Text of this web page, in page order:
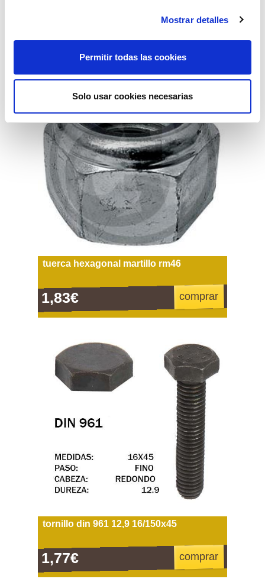
Mostrar detalles
Permitir todas las cookies
Solo usar cookies necesarias
1,98€
tuerca hexagonal martillo rm46
1,83€ comprar
tornillo din 961 12,9 16/150x45
1,77€ comprar